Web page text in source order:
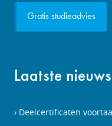
Gratis studieadvies
Laatste nieuws
Deelcertificaten